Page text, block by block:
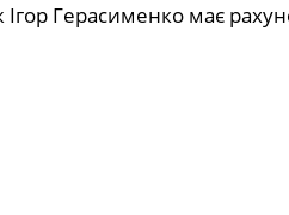
Герасименко має